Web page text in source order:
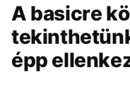
A basicre
épp